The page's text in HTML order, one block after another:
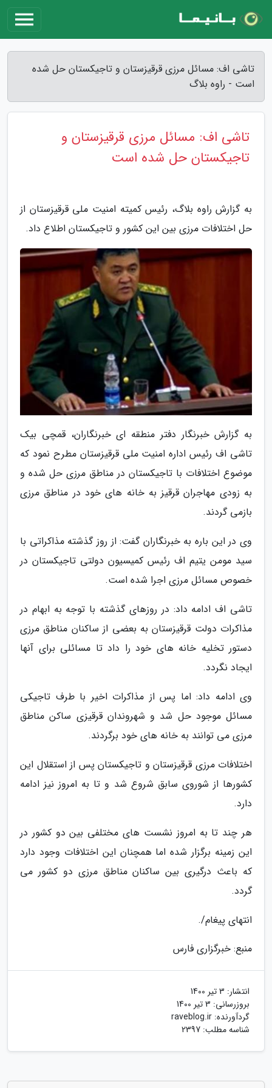
تاشی اف: مسائل مرزی قرقیزستان و تاجیکستان حل شده
است - راوه بلاگ
تاشی اف: مسائل مرزی قرقیزستان و
تاجیکستان حل شده است
به گزارش راوه بلاگ، رئیس کمیته امنیت ملی قرقیزستان از
حل اختلافات مرزی بین این کشور و تاجیکستان اطلاع داد.
به گزارش خبرنگار دفتر منطقه ای خبرنگاران، قمچی بیک
تاشی اف رئیس اداره امنیت ملی قرقیزستان مطرح نمود که
موضوع اختلافات با تاجیکستان در مناطق مرزی حل شده و
به زودی مهاجران قرقیز به خانه های خود در مناطق مرزی
بازمی گردند.
وی در این باره به خبرنگاران گفت: از روز گذشته مذاکراتی با
سید مومن یتیم اف رئیس کمیسیون دولتی تاجیکستان در
خصوص مسائل مرزی اجرا شده است.
تاشی اف ادامه داد: در روزهای گذشته با توجه به ابهام در
مذاکرات دولت قرقیزستان به بعضی از ساکنان مناطق مرزی
دستور تخلیه خانه های خود را داد تا مسائلی برای آنها
ایجاد نگردد.
وی ادامه داد: اما پس از مذاکرات اخیر با طرف تاجیکی
مسائل موجود حل شد و شهروندان قرقیزی ساکن مناطق
مرزی می توانند به خانه های خود برگردند.
اختلافات مرزی قرقیزستان و تاجیکستان پس از استقلال این
کشورها از شوروی سابق شروع شد و تا به امروز نیز ادامه
دارد.
هر چند تا به امروز نشست های مختلفی بین دو کشور در
این زمینه برگزار شده اما همچنان این اختلافات وجود دارد
که باعث درگیری بین ساکنان مناطق مرزی دو کشور می
گردد.
انتهای پیغام/.
منبع: خبرگزاری فارس
انتشار: 3 تیر 1400
بروزرسانی: 3 تیر 1400
گردآورنده: raveblog.ir
شناسه مطلب: 2397